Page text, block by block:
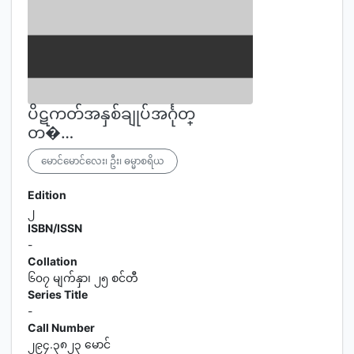
ပိဋကတ်အနှစ်ချုပ်အင်္ဂုတ္
တ�…
မောင်မောင်လေး၊ ဦး၊ ဓမ္မာစရိယ
Edition
၂
ISBN/ISSN
-
Collation
၆၀၇ မျက်နှာ၊ ၂၅ စင်တီ
Series Title
-
Call Number
၂၉၄.၃၈၂၃ မောင်